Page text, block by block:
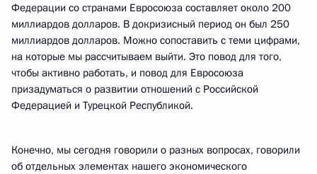
Федерации со странами Евросоюза составляет около 200
миллиардов долларов. В докризисный период он был 250
миллиардов долларов. Можно сопоставить с теми цифрами,
на которые мы рассчитываем выйти. Это повод для того,
чтобы активно работать, и повод для Евросоюза
призадуматься о развитии отношений с Российской
Федерацией и Турецкой Республикой.
Конечно, мы сегодня говорили о разных вопросах, говорили
об отдельных элементах нашего экономического